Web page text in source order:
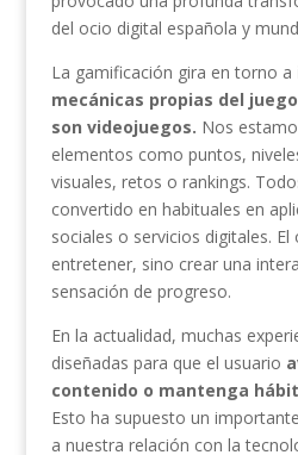
del ocio digital española y
La gamificación gira en torno a
mecánicas propias del
son videojuegos. Nos
elementos como puntos,
visuales, retos o rankings.
convertido en habituales en
sociales o servicios digitales.
entretener, sino crear una
sensación de progreso.
En la actualidad, muchas
diseñadas para que el usuario
contenido o mantenga
Esto ha supuesto un
a nuestra relación con la